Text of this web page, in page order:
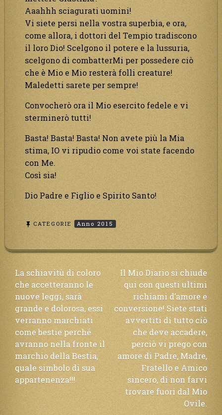
Aaahhh sciagurati uomini!
Vi siete persi nella vostra superbia, e ora,
come allora, i dottori del Tempio tradiscono
il loro Dio! Scelgono il potere e la lussuria,
scelgono di combatterMi per possedere ciò
che è Mio e Mio resterà folli creature!
Maledetti sarete per sempre!
Convocherò ora il Mio esercito fedele e vi
sterminerò tutti!
Basta! Basta! Basta! Non avete più la Mia
stima, IO vi ripudio come voi state facendo
con Me.
Così sia!
Dio Padre e Figlio e Spirito Santo!
CATEGORIE Anno 2015
Navigazione
articoli
La schiavitù di coloro
che accetteranno le
nuove leggi, sarà
grande e dolorosa, essi
verranno marchiati
come bestie perché
avranno nella fronte il
marchio della Bestia,
quale simbolo di sua
appartenenza!!!
Il Mio Diario si chiude
qui con questi ultimi
richiami d’amore e
conversione! Siete stati
avvertiti di tutto ciò
che deve accadere,
perciò vi prego con
amore di Padre, Madre,
Fratello e Amico
sincero, di non farvi
trovare fuori dal Mio
Ovile.